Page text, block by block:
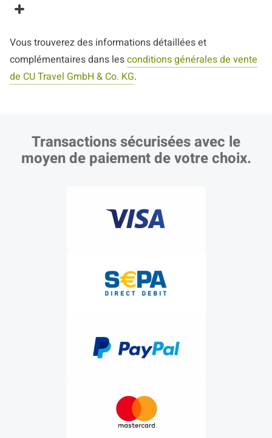
Vous trouverez des informations détaillées et
complémentaires dans lesconditions générales de vente
de CU Travel GmbH & Co. KG.
Transactions sécurisées avec le
moyen de paiement de votre choix.